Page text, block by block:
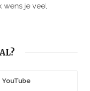
wens je veel
YouTube